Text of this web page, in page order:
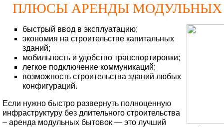
ПЛЮСЫ АРЕНДЫ МОДУЛЬНЫХ
быстрый ввод в эксплуатацию;
экономия на строительстве капитальных
зданий;
мобильность и удобство транспортировки;
легкое подключение коммуникаций;
возможность строительства зданий любых
конфигураций.
Если нужно быстро развернуть полноценную
инфраструктуру без длительного строительства
– аренда модульных бытовок — это лучший